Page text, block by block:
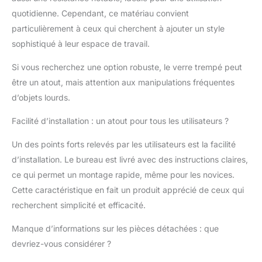
29,5 pouces
【Le
écologique et
durable】: Cette table
la structure globale est
en acier inoxydable,
à déformer; le plateau
trempé, solide et sûr,
beau et élégant, sans
l'usure et durable, facile
à nettoyer
【Conception
connexion de la table
quotidienne. Cependant, ce matériau convient
particulièrement à ceux qui cherchent à ajouter un style
sophistiqué à leur espace de travail.
Si vous recherchez une option robuste, le verre trempé peut
être un atout, mais attention aux manipulations fréquentes
d’objets lourds.
Facilité d’installation : un atout pour tous les utilisateurs ?
Un des points forts relevés par les utilisateurs est la facilité
d’installation. Le bureau est livré avec des instructions claires,
ce qui permet un montage rapide, même pour les novices.
Cette caractéristique en fait un produit apprécié de ceux qui
recherchent simplicité et efficacité.
Manque d’informations sur les pièces détachées : que
devriez-vous considérer ?